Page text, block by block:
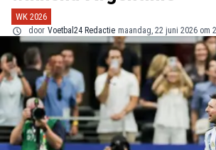
WK 2026
door Voetbal24 Redactie maandag, 22 juni 2026 om